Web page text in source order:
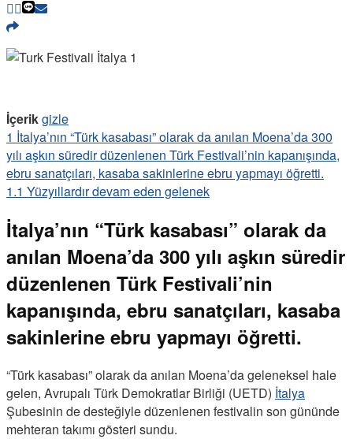
İçerikgizle
1 İtalya’nın “Türk kasabası” olarak da anılan Moena’da 300
yılı aşkın süredir düzenlenen Türk Festivali’nin kapanışında,
ebru sanatçıları, kasaba sakinlerine ebru yapmayı öğretti.
1.1 Yüzyıllardır devam eden gelenek
İtalya’nın “Türk kasabası” olarak da
anılan Moena’da 300 yılı aşkın süredir
düzenlenen Türk Festivali’nin
kapanışında, ebru sanatçıları, kasaba
sakinlerine ebru yapmayı öğretti.
“Türk kasabası” olarak da anılan Moena’da geleneksel hale
gelen, Avrupalı Türk Demokratlar Birliği (UETD) İtalya
Şubesinin de desteğiyle düzenlenen festivalin son gününde
mehteran takımı gösteri sundu.